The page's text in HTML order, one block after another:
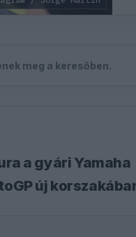
meg a keresőben.
a gyári Yamaha
új